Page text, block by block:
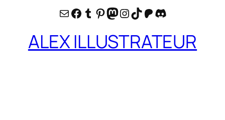
E-mailFacebook
Tumblr
Pinterest
Mastodon
Instagram
TikTok
Patreon
Discord
ALEX ILLUSTRATEUR